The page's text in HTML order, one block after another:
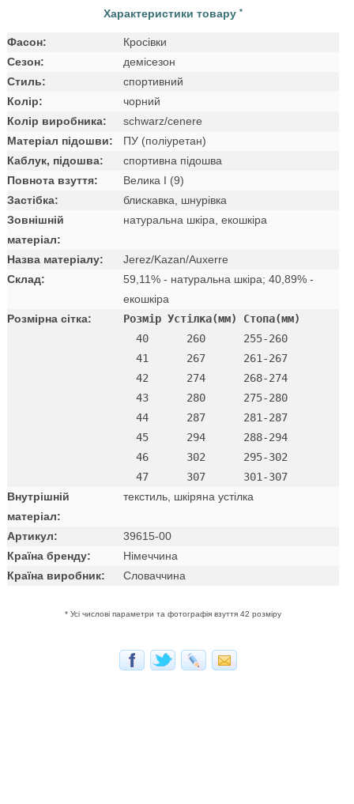
Характеристики товару *
Фасон:
Кросівки
Сезон:
демісезон
Стиль:
спортивний
Колір:
чорний
Колір виробника:
schwarz/cenere
Матеріал підошви:
ПУ (поліуретан)
Каблук, підошва:
спортивна підошва
Повнота взуття:
Велика I (9)
Застібка:
блискавка, шнурівка
Зовнішній
матеріал:
натуральна шкіра, екошкіра
Назва матеріалу:
Jerez/Kazan/Auxerre
Склад:
59,11% - натуральна шкіра; 40,89% -
екошкіра
Розмірна сітка:
Розмір Устілка(мм) Стопа(мм)
  40      260      255-260
  41      267      261-267
  42      274      268-274
  43      280      275-280
  44      287      281-287
  45      294      288-294
  46      302      295-302
Внутрішній
матеріал:
текстиль, шкіряна устілка
Артикул:
39615-00
Країна бренду:
Німеччина
Країна виробник:
Словаччина
* Усі числові параметри та фотографія взуття 42 розміру